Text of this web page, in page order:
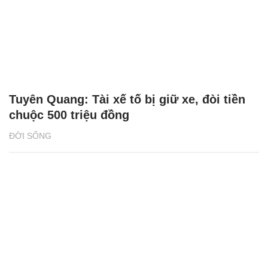
ĐỜI SỐNG
Tuyên Quang: Tài xế tố bị giữ xe, đòi tiền
chuộc 500 triệu đồng